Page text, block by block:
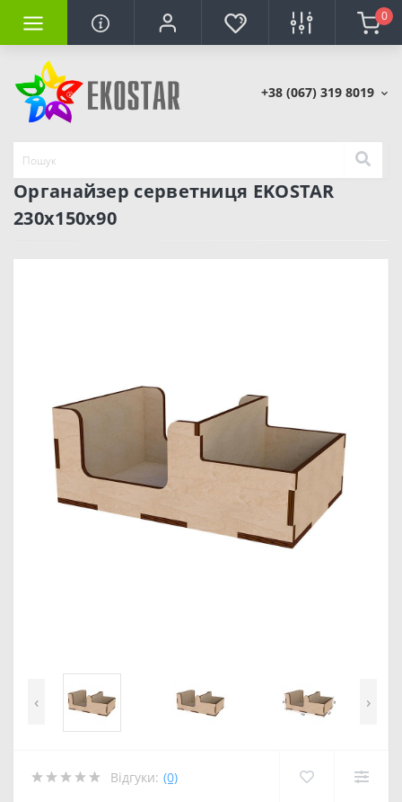
0
+38 (067) 319 8019
Органайзер серветниця EKOSTAR
230х150х90
‹ ›
Відгуки: (0)